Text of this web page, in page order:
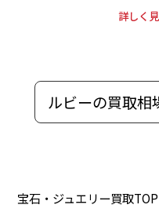
詳しく
ルビーの買取相
宝石・ジュエリー買取TOP